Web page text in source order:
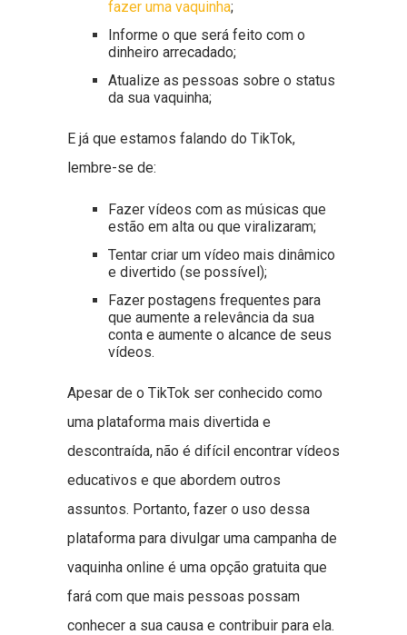
fazer uma vaquinha;
Informe o que será feito com o
dinheiro arrecadado;
Atualize as pessoas sobre o status
da sua vaquinha;
E já que estamos falando do TikTok,
lembre-se de:
Fazer vídeos com as músicas que
estão em alta ou que viralizaram;
Tentar criar um vídeo mais dinâmico
e divertido (se possível);
Fazer postagens frequentes para
que aumente a relevância da sua
conta e aumente o alcance de seus
vídeos.
Apesar de o TikTok ser conhecido como
uma plataforma mais divertida e
descontraída, não é difícil encontrar vídeos
educativos e que abordem outros
assuntos. Portanto, fazer o uso dessa
plataforma para divulgar uma campanha de
vaquinha online é uma opção gratuita que
fará com que mais pessoas possam
conhecer a sua causa e contribuir para ela.